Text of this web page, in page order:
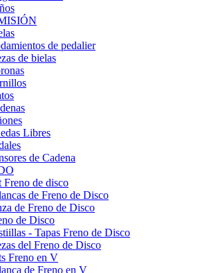
de pedalier
de bielas
Libres
de Cadena
Freno de disco
de Freno de Disco
de Freno de Disco
de Disco
- Tapas Freno de Disco
del Freno de Disco
Freno en V
de Freno en V